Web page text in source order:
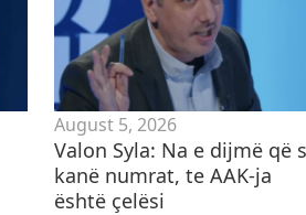
August 5, 2026
Valon Syla: Na e dijmë që
kanë numrat, te AAK-ja
është çelësi